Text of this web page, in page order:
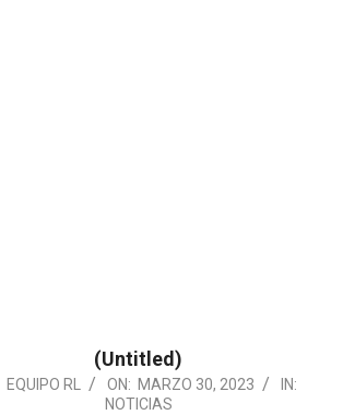
(Untitled)
EQUIPO RL ON: MARZO 30, 2023
IN:
NOTICIAS